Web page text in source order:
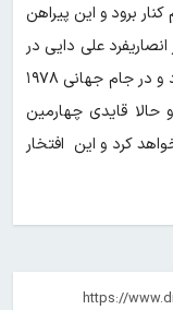
برود و این پیراهن
علی دایی در
دو دوره ۲۰۰۶ و ۱۹۹۸ این پیراهن را پوشیده بود و در جام جهانی ۱۹۷۸
قایدی چهارمین
کرد و این افتخار